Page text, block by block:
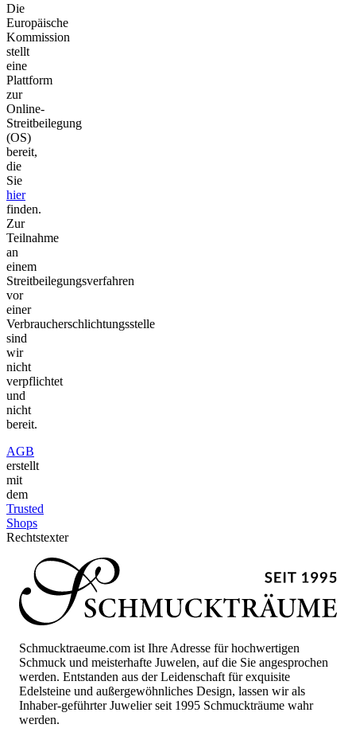
Die
Europäische
Kommission
stellt
eine
Plattform
zur
Online-
Streitbeilegung
(OS)
bereit,
die
Sie
hier
finden.
Zur
Teilnahme
an
einem
Streitbeilegungsverfahren
vor
einer
Verbraucherschlichtungsstelle
sind
wir
nicht
verpflichtet
und
nicht
bereit.
AGB
erstellt
mit
dem
Trusted
Shops
Rechtstexter
Schmucktraeume.com ist Ihre Adresse für hochwertigen
Schmuck und meisterhafte Juwelen, auf die Sie angesprochen
werden. Entstanden aus der Leidenschaft für exquisite
Edelsteine und außergewöhnliches Design, lassen wir als
Inhaber-geführter Juwelier seit 1995 Schmuckträume wahr
werden.